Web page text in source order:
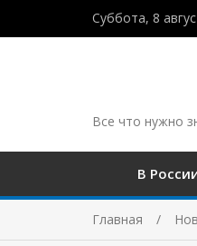
Суббота, 8
Все что нужно
В
Главная